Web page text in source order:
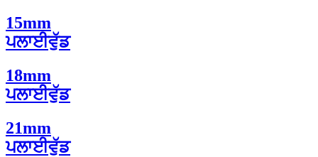
15mm
ਪਲਾਈਵੁੱਡ
18mm
ਪਲਾਈਵੁੱਡ
21mm
ਪਲਾਈਵੁੱਡ